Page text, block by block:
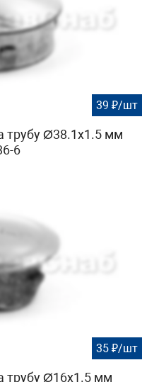
39 ₽/шт
трубу Ø38.1х1.5 мм
6
35 ₽/шт
трубу Ø16x1.5 мм